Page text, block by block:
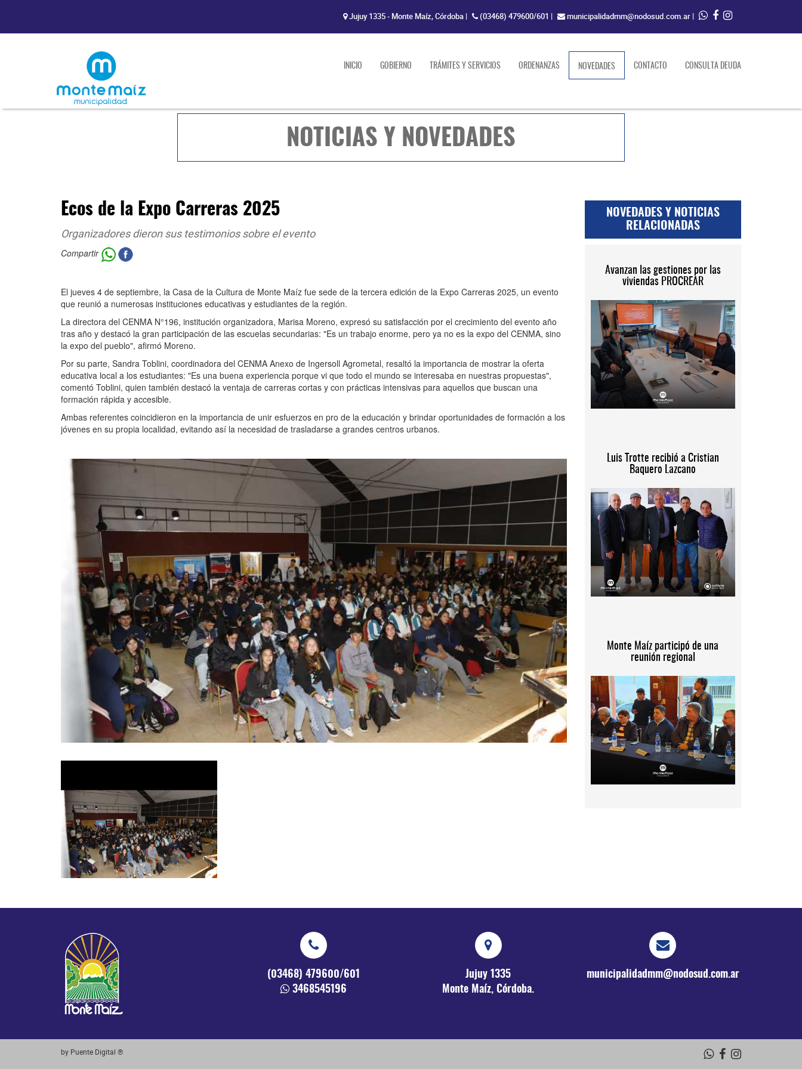
Jujuy 1335 - Monte Maíz, Córdoba | (03468) 479600/601 | municipalidadmm@nodosud.com.ar |
INICIO GOBIERNO TRÁMITES Y SERVICIOS ORDENANZAS NOVEDADES(current)CONTACTO CONSULTA DEUDA
NOTICIAS Y NOVEDADES
Ecos de la Expo Carreras 2025
Organizadores dieron sus testimonios sobre el evento
Compartir
El jueves 4 de septiembre, la Casa de la Cultura de Monte Maíz fue sede de la tercera edición de la Expo Carreras 2025, un evento
que reunió a numerosas instituciones educativas y estudiantes de la región.
La directora del CENMA N°196, institución organizadora, Marisa Moreno, expresó su satisfacción por el crecimiento del evento año
tras año y destacó la gran participación de las escuelas secundarias: "Es un trabajo enorme, pero ya no es la expo del CENMA, sino
la expo del pueblo", afirmó Moreno.
Por su parte, Sandra Toblini, coordinadora del CENMA Anexo de Ingersoll Agrometal, resaltó la importancia de mostrar la oferta
educativa local a los estudiantes: "Es una buena experiencia porque vi que todo el mundo se interesaba en nuestras propuestas",
comentó Toblini, quien también destacó la ventaja de carreras cortas y con prácticas intensivas para aquellos que buscan una
formación rápida y accesible.
Ambas referentes coincidieron en la importancia de unir esfuerzos en pro de la educación y brindar oportunidades de formación a los
jóvenes en su propia localidad, evitando así la necesidad de trasladarse a grandes centros urbanos.
NOVEDADES Y NOTICIAS
RELACIONADAS
Avanzan las gestiones por las
viviendas PROCREAR
Luis Trotte recibió a Cristian
Baquero Lazcano
Monte Maíz participó de una
reunión regional
(03468) 479600/601
3468545196
Jujuy 1335
Monte Maíz, Córdoba.
municipalidadmm@nodosud.com.ar
by Puente Digital ®